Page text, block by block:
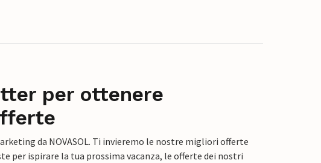
per ottenere
da NOVASOL. Ti invieremo le nostre migliori offerte
per ispirare la tua prossima vacanza, le offerte dei nostri